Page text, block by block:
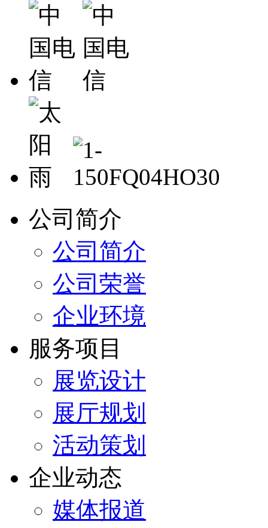
公司简介
公司简介
公司荣誉
企业环境
服务项目
展览设计
展厅规划
活动策划
企业动态
媒体报道